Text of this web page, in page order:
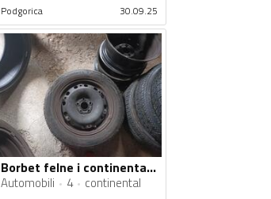
Podgorica 30.09.25
Borbet felne i continental gume
Automobili 4 continental